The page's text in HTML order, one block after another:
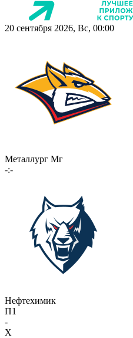
20 сентября 2026, Вс, 00:00
Металлург Мг
-:-
Нефтехимик
П1
-
X